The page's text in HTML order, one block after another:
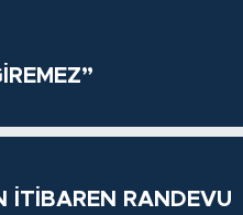
İTİBAREN RANDEVU